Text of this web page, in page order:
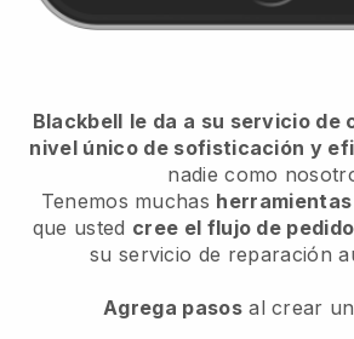
Blackbell le da a su servicio de
nivel único de sofisticación y
nadie como
Tenemos muchas
que usted cree el flujo de
su servicio de reparación
Agrega pasosal crear